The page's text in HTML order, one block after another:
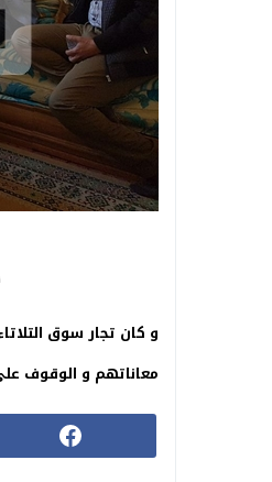
و كان تجار سوق
معاناتهم و الوقوف